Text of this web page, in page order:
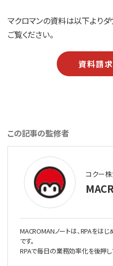
マクロマンの資料は以下より
ご覧ください。
資料請
この記事の監修者
コクー
MACROMANノートは、RPAをは
です。
RPAで毎日の業務効率化を後押し